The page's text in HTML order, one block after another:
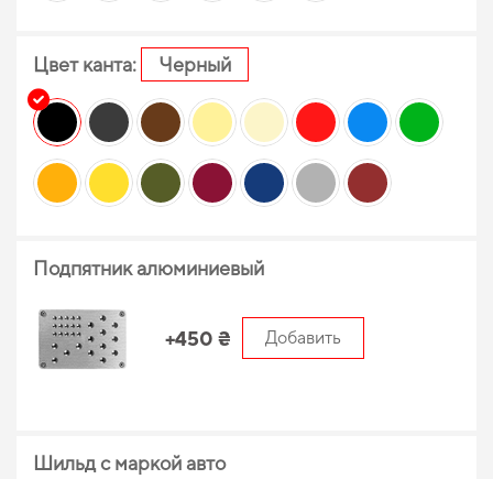
Цвет канта: Черный
Подпятник алюминиевый
+450 ₴ Добавить
Шильд с маркой авто